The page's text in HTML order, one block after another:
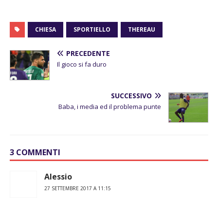
CHIESA SPORTIELLO THEREAU
PRECEDENTE
Il gioco si fa duro
SUCCESSIVO
Baba, i media ed il problema punte
3 COMMENTI
Alessio
27 SETTEMBRE 2017 A 11:15